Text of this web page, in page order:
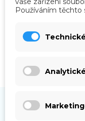
Používáním těchto